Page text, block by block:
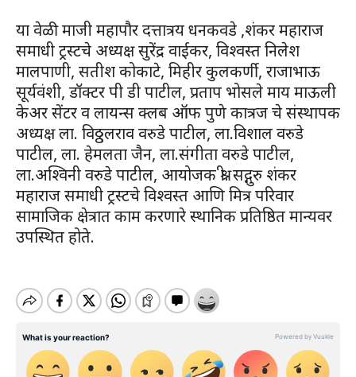
या वेळी माजी महापौर दत्तात्रय धनकवडे ,शंकर महाराज
समाधी ट्रस्टचे अध्यक्ष सुरेंद्र वाईकर, विश्वस्त निलेश
मालपाणी, सतीश कोकाटे, मिहीर कुलकर्णी, राजाभाऊ
सूर्यवंशी, डॉक्टर पी डी पाटील, प्रताप भोसले माय माऊली
केअर सेंटर व लायन्स क्लब ऑफ पुणे कात्रज चे संस्थापक
अध्यक्ष ला. विठ्ठलराव वरुडे पाटील, ला.विशाल वरुडे
पाटील, ला. हेमलता जैन, ला.संगीता वरुडे पाटील,
ला.अश्विनी वरुडे पाटील, आयोजक श्री. सद्गुरु शंकर
महाराज समाधी ट्रस्टचे विश्वस्त आणि मित्र परिवार
सामाजिक क्षेत्रात काम करणारे स्थानिक प्रतिष्ठित मान्यवर
उपस्थित होते.